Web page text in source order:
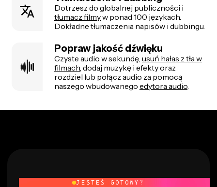
Dotrzesz do globalnej publiczności i
tłumacz filmyw ponad 100 językach.
Dokładne tłumaczenia napisów i dubbingu.
Popraw jakość dźwięku
Czyste audio w sekundę, usuń hałas z tła w
filmach , dodaj muzykę i efekty oraz
rozdziel lub połącz audio za pomocą
naszego wbudowanego edytora audio
JESTEŚ GOTOWY?